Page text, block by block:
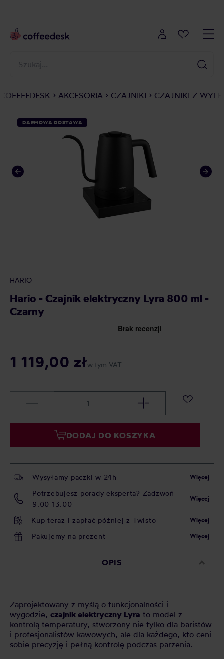
COFFEEDESK AKCESORIA CZAJNIKI CZAJNIKI Z
DARMOWA DOSTAWA
HARIO
Hario - Czajnik elektryczny Lyra 800 ml -
Czarny
1 119,00 złw tym VAT
DODAJ DO KOSZYKA
Wysyłamy paczki w 24h Więcej
Potrzebujesz porady eksperta? Zadzwoń
9:00-13:00
Więcej
Kup teraz i zapłać później z Twisto Więcej
Pakujemy na prezent Więcej
OPIS
Zaprojektowany z myślą o funkcjonalności i
wygodzie, czajnik elektryczny Lyra to model z
kontrolą temperatury, stworzony nie tylko dla baristów
i profesjonalistów kawowych, ale dla każdego, kto ceni
sobie precyzję i pełną kontrolę podczas parzenia.